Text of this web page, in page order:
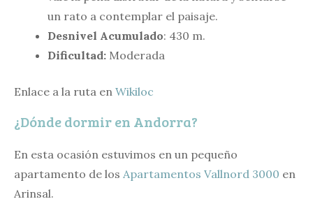
un rato a contemplar el paisaje.
Desnivel Acumulado: 430 m.
Dificultad: Moderada
Enlace a la ruta en Wikiloc
¿Dónde dormir en Andorra?
En esta ocasión estuvimos en un pequeño
apartamento de los Apartamentos Vallnord 3000 en
Arinsal.